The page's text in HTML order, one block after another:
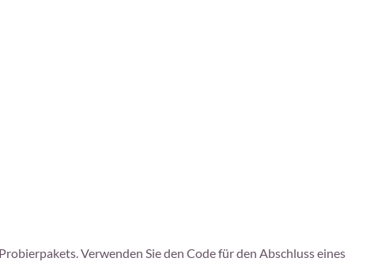
Verwenden Sie den Code für den Abschluss eines